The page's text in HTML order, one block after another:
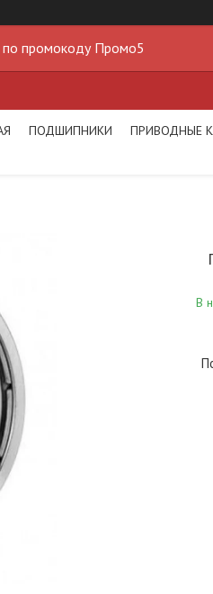
по промокоду Промо5
ПОДШИПНИКИ ПРИВОДНЫЕ
В